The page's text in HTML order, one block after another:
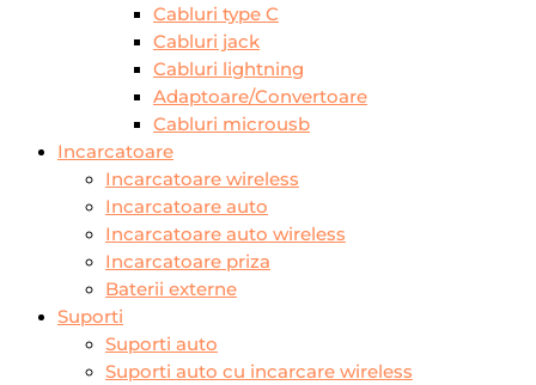
Cabluri type C
Cabluri jack
Cabluri lightning
Adaptoare/Convertoare
Cabluri microusb
Incarcatoare
Incarcatoare wireless
Incarcatoare auto
Incarcatoare auto wireless
Incarcatoare priza
Baterii externe
Suporti
Suporti auto
Suporti auto cu incarcare wireless